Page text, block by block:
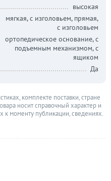
высокая
мягкая, с изголовьем, прямая,
с изголовьем
ортопедическое основание, с
подъемным механизмом, с
ящиком
Да
комплекте поставки, стране
носит справочный характер и
к моменту публикации, сведениях.